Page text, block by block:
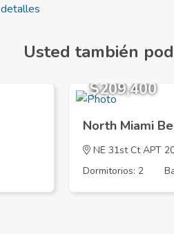
Usted también
$209,400
North Miami
NE 31st Ct APT
Dormitorios: 2